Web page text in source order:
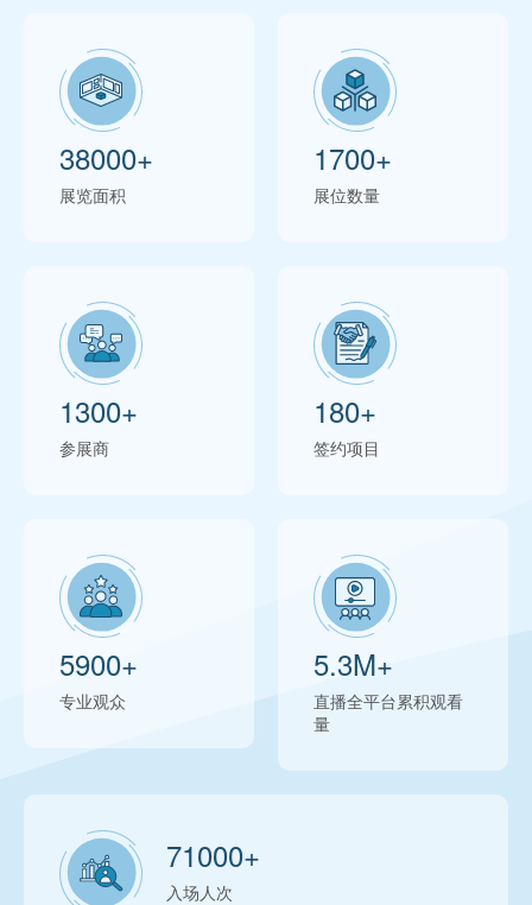
38000+
展览面积
1700+
展位数量
1300+
参展商
180+
签约项目
5900+
专业观众
5.3M+
直播全平台累积观看
量
71000+
入场人次